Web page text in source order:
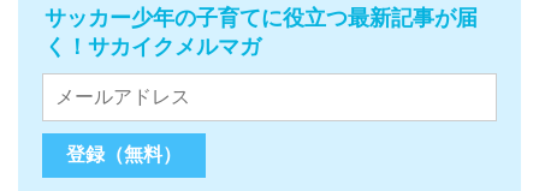
サッカー少年の子育てに役立つ最新記事が届
く！サカイクメルマガ